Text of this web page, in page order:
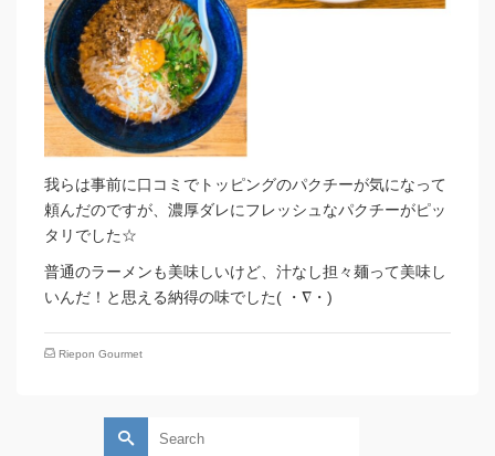
我らは事前に口コミでトッピングのパクチーが気になって
頼んだのですが、濃厚ダレにフレッシュなパクチーがピッ
タリでした☆
普通のラーメンも美味しいけど、汁なし担々麺って美味し
いんだ！と思える納得の味でした( ・∇・)
Riepon Gourmet
Search